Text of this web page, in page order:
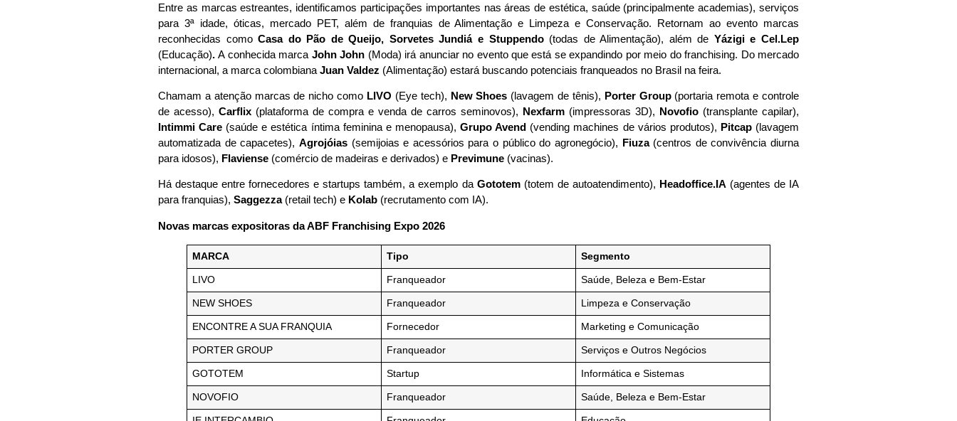
Entre as marcas estreantes, identificamos participações importantes nas áreas de estética, saúde (principalmente academias), serviços
para 3ª idade, óticas, mercado PET, além de franquias de Alimentação e Limpeza e Conservação. Retornam ao evento marcas
reconhecidas comoCasa do Pão de Queijo, Sorvetes Jundiá e Stuppendo(todas de Alimentação), além de Yázigi e Cel.Lep
(Educação).A conhecida marca John John (Moda) irá anunciar no evento que está se expandindo por meio do franchising. Do mercado
internacional, a marca colombiana Juan Valdez (Alimentação) estará buscando potenciais franqueados no Brasil na feira.
Chamam a atenção marcas de nicho como LIVO (Eye tech), New Shoes (lavagem de tênis), Porter Group(portaria remota e controle
de acesso), Carflix (plataforma de compra e venda de carros seminovos), Nexfarm (impressoras 3D), Novofio (transplante capilar),
Intimmi Care (saúde e estética íntima feminina e menopausa),Grupo Avend (vending machines de vários produtos), Pitcap(lavagem
automatizada de capacetes), Agrojóias(semijoias e acessórios para o público do agronegócio), Fiuza(centros de convivência diurna
para idosos), Flaviense (comércio de madeiras e derivados) e Previmune (vacinas).
Há destaque entre fornecedores e startups também, a exemplo da Gototem(totem de autoatendimento), Headoffice.IA (agentes de IA
para franquias), Saggezza(retail tech) e Kolab (recrutamento com IA).
Novas marcas expositoras da ABF Franchising Expo 2026
MARCA Tipo Segmento
LIVO Franqueador Saúde, Beleza e Bem-Estar
NEW SHOES Franqueador Limpeza e Conservação
ENCONTRE A SUA FRANQUIA Fornecedor Marketing e Comunicação
PORTER GROUP Franqueador Serviços e Outros Negócios
GOTOTEM Startup Informática e Sistemas
NOVOFIO Franqueador Saúde, Beleza e Bem-Estar